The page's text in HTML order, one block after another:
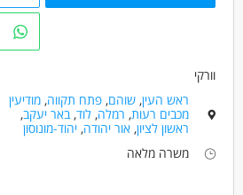
וורקי
ראש העין,שוהם,פתח תקווה,מודיעין
מכבים רעות, רמלה,לוד,באר יעקב,
ראשון לציון,אור יהודה,יהוד-מונוסון
משרה מלאה